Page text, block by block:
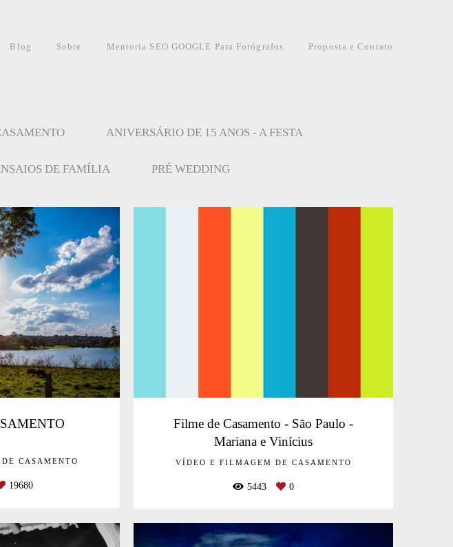
Blog Sobre Mentoria SEO GOOGLE Para Fotógrafos Proposta e Contato
ANIVERSÁRIO DE 15 ANOS - A FESTA
DE FAMÍLIA PRÉ WEDDING
CASAMENTO
19680
Filme de Casamento - São Paulo -
Mariana e Vinícius
VÍDEO E FILMAGEM DE CASAMENTO
5443 0